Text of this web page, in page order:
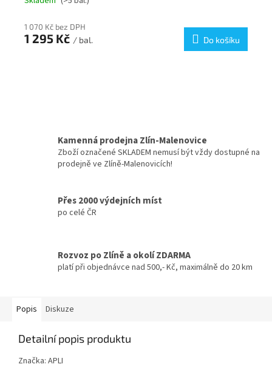
1 070 Kč bez DPH
1 295 Kč / bal. Do košíku
Kamenná prodejna Zlín-Malenovice
Zboží označené SKLADEM nemusí být vždy dostupné na
prodejně ve Zlíně-Malenovicích!
Přes 2000 výdejních míst
po celé ČR
Rozvoz po Zlíně a okolí ZDARMA
platí při objednávce nad 500,- Kč, maximálně do 20 km
Popis Diskuze
Detailní popis produktu
Značka: APLI